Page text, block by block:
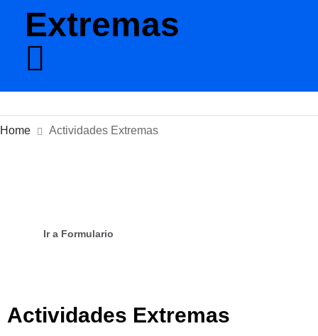
Extremas
Home Actividades Extremas
Actividades Extremas
Ir a Formulario